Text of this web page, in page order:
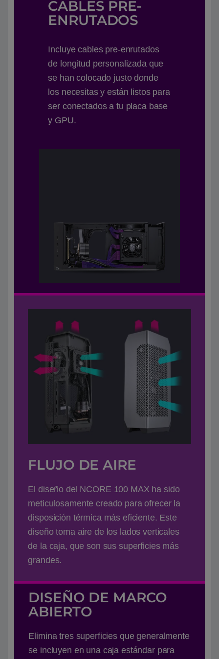
CABLES PRE-
ENRUTADOS
Incluye cables pre-enrutados
de longitud personalizada que
se han colocado justo donde
los necesitas y están listos para
ser conectados a tu placa base
y GPU.
FLUJO DE AIRE
El diseño del NCORE 100 MAX ha sido
meticulosamente creado para ofrecer la
disposición térmica más eficiente. Este
diseño toma aire de los lados verticales
de la caja, que son sus superficies más
grandes.
DISEÑO DE MARCO
ABIERTO
Elimina tres superficies que generalmente
se incluyen en una caja estándar para